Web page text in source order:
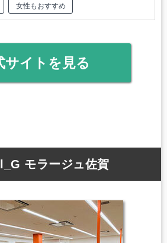
女性もおすすめ
サイトを見る
モラージュ佐賀